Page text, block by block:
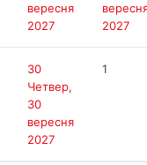
вересня
2027
2027
30
Четвер,
30
вересня
2027
1